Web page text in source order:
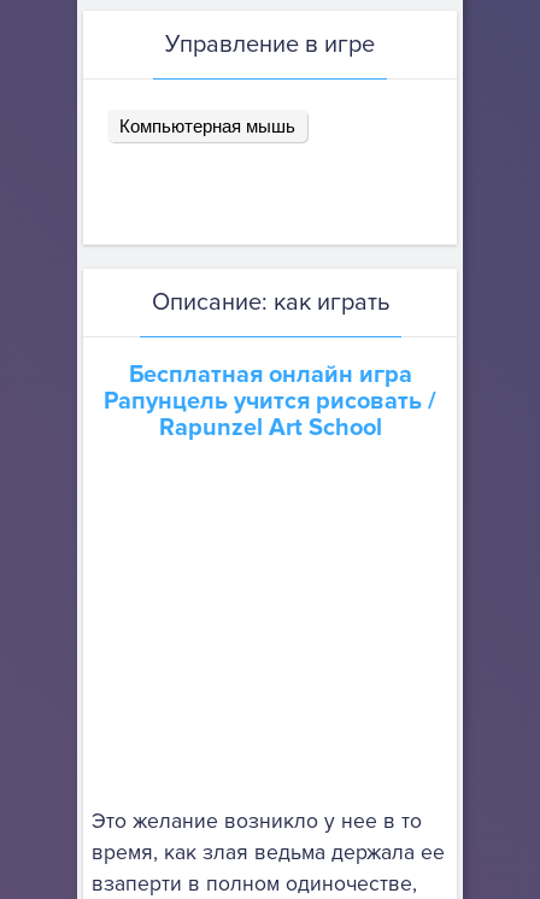
Управление в игре
Компьютерная мышь
Описание: как играть
Бесплатная онлайн игра
Рапунцель учится рисовать /
Rapunzel Art School
Это желание возникло у нее в то
время, как злая ведьма держала ее
взаперти в полном одиночестве,